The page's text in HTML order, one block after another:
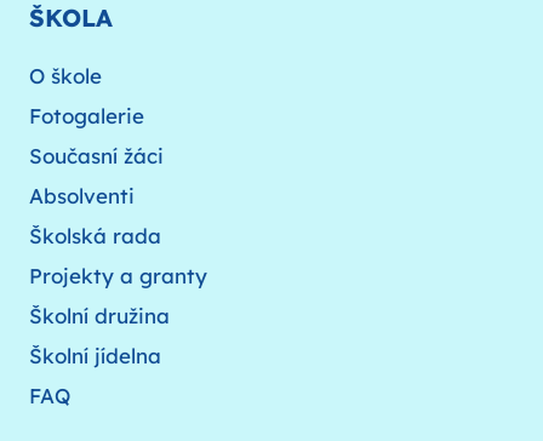
ŠKOLA
O škole
Fotogalerie
Současní žáci
Absolventi
Školská rada
Projekty a granty
Školní družina
Školní jídelna
FAQ